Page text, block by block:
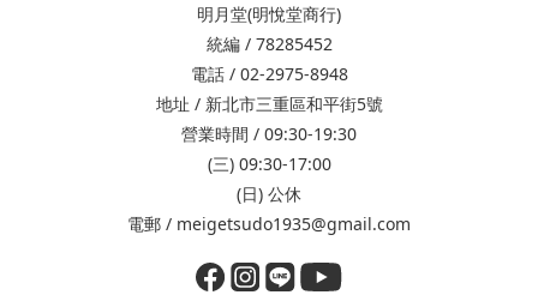
明月堂(明悅堂商行)
統編 / 78285452
電話 / 02-2975-8948
地址 / 新北市三重區和平街5號
營業時間 / 09:30-19:30
(三) 09:30-17:00
(日) 公休
電郵 / meigetsudo1935@gmail.com